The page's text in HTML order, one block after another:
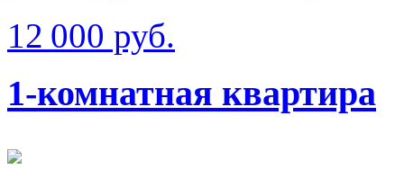
12 000 руб.
1-комнатная квартира